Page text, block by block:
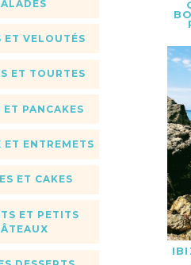
ET VELOUTÉS
ET TOURTES
ET PANCAKES
ET ENTREMETS
ET CAKES
ET PETITS